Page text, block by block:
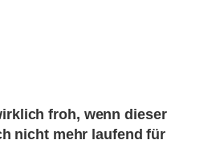
froh, wenn dieser
nicht mehr laufend für